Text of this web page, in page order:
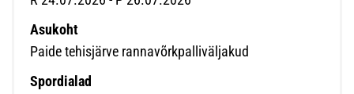
Asukoht
Paide tehisjärve rannavõrkpalliväljakud
Spordialad